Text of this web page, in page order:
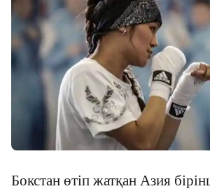
Бокстан өтіп жатқан Азия